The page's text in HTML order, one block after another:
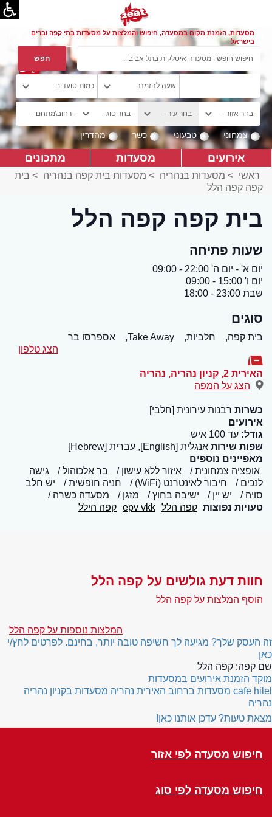
מסעדות, הזמנת מקום במסעדה, חיפוש והמלצות על מסעדות בתי קפה וברים
בישראל
צמחוני טבעוני כשר מהדרין
אירועים מסעדות מתכונים
ראשי > מסעדות בנהריה > מסעדות בית קפה בנהריה > בית
קפה קפה הלל
בית קפה קפה הלל
שעות פתיחה
יום א' - יום ה' 22:00 - 09:00
יום ו' 15:00 - 09:00
שבת 23:00 - 18:00
סוגים
בית קפה, חלביות, Take Away,
אספרסו בר
הצג טלפון
האירית 2, קניון נהריה , נהריה
הצג על המפה
כשרות רבנות עירונית [חלבי]
אירועים
גודל: עד 100 איש
שפות שירות אנגלית [English], עברית [Hebrew]
מאפיינים נוספים
אופציה צמחונית
איזור ללא עישון בר אלכוהול
גישה
לנכים
חיבור לאינטרנט (WiFi) חניה חופשית
יש חלב
סויה
יש יין ישיבה בחוץ מזגן
מסעדה כשרה
טעויות נפוצות קפה הלל epv vkk קפה הילל
חוות דעת גולשים על קפה הלל
הוסף המלצות על קפה הלל
המלצות נוספות על קפה הלל
זה העסק שלך? מגיעה לך חשיפה טובה יותר, בחינם. לפרטים לחץ/י
כאן
שם קפה: קפה הלל
מוקד הזמנת אירועים במסעדות
cafe hilel מסעדות ברחוב האירית נהריה מסעדות בקניון נהריה
נהריה
מצאת טעות? עדכן אותנו כאן!
חיפוש מסעדה לפי אזור
חיפוש מסעדה לפי סוג